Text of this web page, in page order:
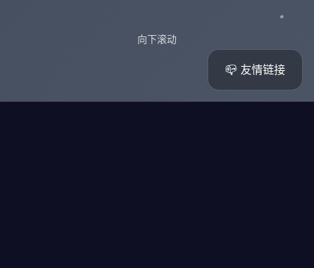
向下滚动
📪 友情链接